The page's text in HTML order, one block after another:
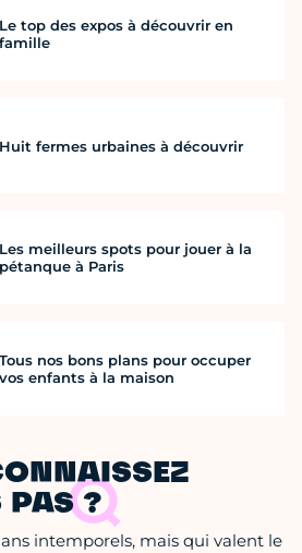
Le top des expos à découvrir en
famille
Huit fermes urbaines à découvrir
Les meilleurs spots pour jouer à la
pétanque à Paris
Tous nos bons plans pour occuper
vos enfants à la maison
PAS ?
intemporels, mais qui valent le